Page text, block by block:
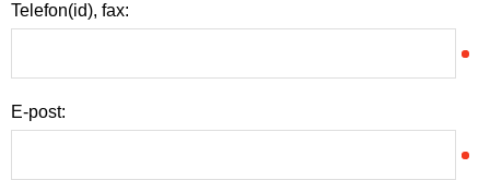
Telefon(id), fax:
E-post: